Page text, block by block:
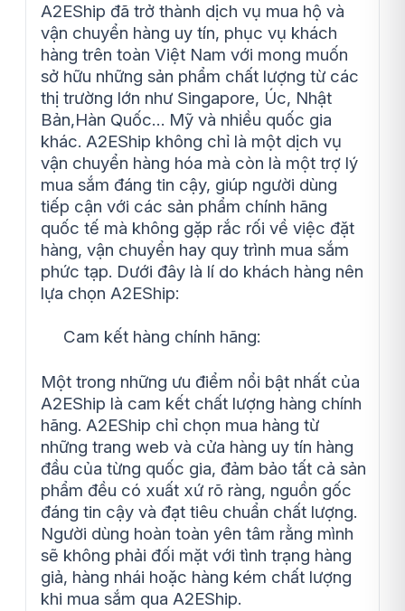
A2EShip đã trở thành dịch vụ mua hộ và
vận chuyển hàng uy tín, phục vụ khách
hàng trên toàn Việt Nam với mong muốn
sở hữu những sản phẩm chất lượng từ các
thị trường lớn như Singapore, Úc, Nhật
Bản,Hàn Quốc… Mỹ và nhiều quốc gia
khác. A2EShip không chỉ là một dịch vụ
vận chuyển hàng hóa mà còn là một trợ lý
mua sắm đáng tin cậy, giúp người dùng
tiếp cận với các sản phẩm chính hãng
quốc tế mà không gặp rắc rối về việc đặt
hàng, vận chuyển hay quy trình mua sắm
phức tạp. Dưới đây là lí do khách hàng nên
lựa chọn A2EShip:
Cam kết hàng chính hãng:
Một trong những ưu điểm nổi bật nhất của
A2EShip là cam kết chất lượng hàng chính
hãng. A2EShip chỉ chọn mua hàng từ
những trang web và cửa hàng uy tín hàng
đầu của từng quốc gia, đảm bảo tất cả sản
phẩm đều có xuất xứ rõ ràng, nguồn gốc
đáng tin cậy và đạt tiêu chuẩn chất lượng.
Người dùng hoàn toàn yên tâm rằng mình
sẽ không phải đối mặt với tình trạng hàng
giả, hàng nhái hoặc hàng kém chất lượng
khi mua sắm qua A2EShip.